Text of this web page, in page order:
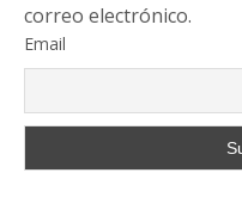
correo electrónico.
Email